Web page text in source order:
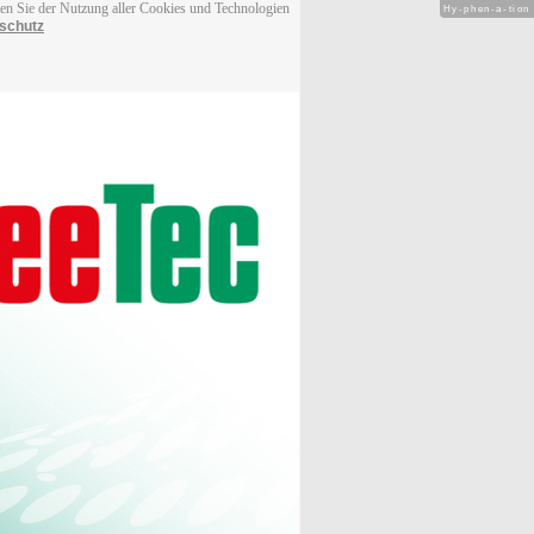
Sie der Nutzung aller Cookies und Technologien
Hy-phen-a-tion